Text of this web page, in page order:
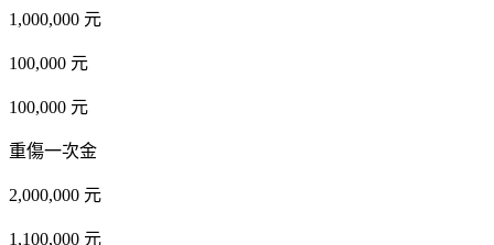
1,000,000 元
100,000 元
100,000 元
重傷一次金
2,000,000 元
1,100,000 元